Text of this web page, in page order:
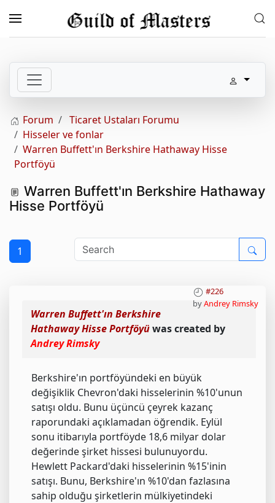
Skip to main content
Forum
Ticaret Ustaları Forumu
Hisseler ve fonlar
Warren Buffett'ın Berkshire Hathaway Hisse
Portföyü
Warren Buffett'ın Berkshire Hathaway
Hisse Portföyü
1
#226
byAndrey Rimsky
Warren Buffett'ın Berkshire
Hathaway Hisse Portföyüwas created by
Andrey Rimsky
Berkshire'ın portföyündeki en büyük
değişiklik Chevron'daki hisselerinin %10'unun
satışı oldu. Bunu üçüncü çeyrek kazanç
raporundaki açıklamadan öğrendik. Eylül
sonu itibarıyla portföyde 18,6 milyar dolar
değerinde şirket hissesi bulunuyordu.
Hewlett Packard'daki hisselerinin %15'inin
satışı. Bunu, Berkshire'ın %10'dan fazlasına
sahip olduğu şirketlerin mülkiyetindeki